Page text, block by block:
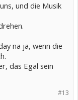
und die Musik
na ja, wenn die
das Egal sein
#13